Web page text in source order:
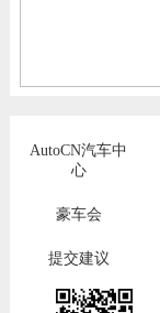
AutoCN汽车中
心
豪车会
提交建议